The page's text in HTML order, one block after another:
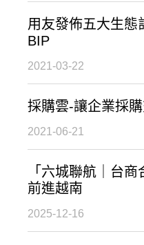
用友發佈五大生態
BIP
2021-03-22
採購雲-讓企業採
2021-06-21
「六城聯航｜台
前進越南
2025-12-16